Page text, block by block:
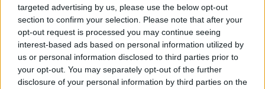
targeted advertising by us, please use the below opt-out
section to confirm your selection. Please note that after your
opt-out request is processed you may continue seeing
interest-based ads based on personal information utilized by
us or personal information disclosed to third parties prior to
your opt-out. You may separately opt-out of the further
disclosure of your personal information by third parties on the